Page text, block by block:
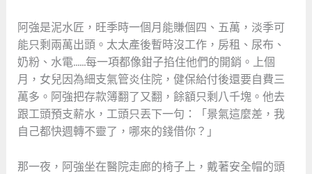
阿強是泥水匠，旺季時一個月能賺個四、五萬，淡季可
能只剩兩萬出頭。太太產後暫時沒工作，房租、尿布、
奶粉、水電……每一項都像鉗子掐住他們的開銷。上個
月，女兒因為細支氣管炎住院，健保給付後還要自費三
萬多。阿強把存款簿翻了又翻，餘額只剩八千塊。他去
跟工頭預支薪水，工頭只丟下一句：「景氣這麼差，我
自己都快週轉不靈了，哪來的錢借你？」
那一夜，阿強坐在醫院走廊的椅子上，戴著安全帽的頭